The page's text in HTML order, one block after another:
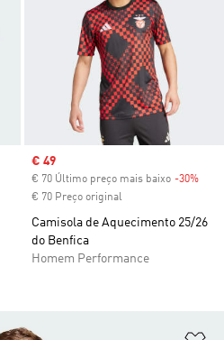
Discount
Sale price
€ 49
€ 70 Último preço mais baixo -30%
€ 70 Preço original
Camisola de Aquecimento 25/26
do Benfica
Homem Performance